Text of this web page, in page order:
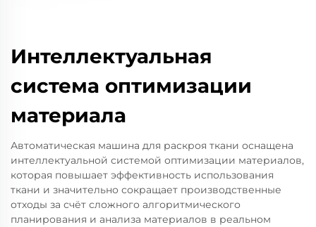
Интеллектуальная
система оптимизации
материала
Автоматическая машина для раскроя ткани оснащена
интеллектуальной системой оптимизации материалов,
которая повышает эффективность использования
ткани и значительно сокращает производственные
отходы за счёт сложного алгоритмического
планирования и анализа материалов в реальном